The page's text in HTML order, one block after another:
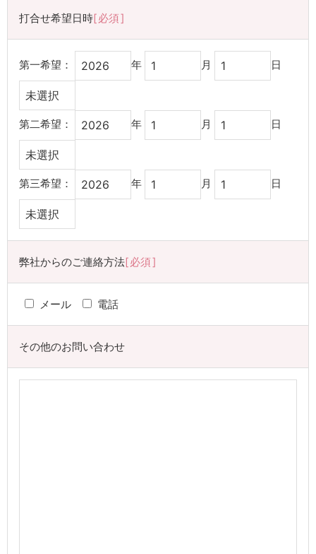
打合せ希望日時 必須
第一希望： 年 月 日
第二希望： 年 月 日
第三希望： 年 月 日
弊社からのご連絡方法 必須
メール 電話
その他のお問い合わせ